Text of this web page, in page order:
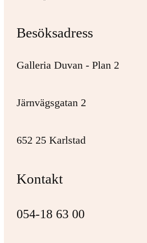
Besöksadress
Galleria Duvan - Plan 2
Järnvägsgatan 2
652 25 Karlstad
Kontakt
054-18 63 00